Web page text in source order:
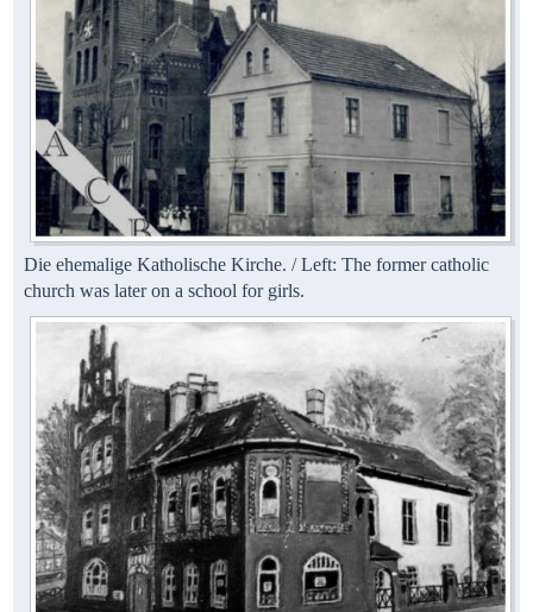
Die ehemalige Katholische Kirche. / Left: The former catholic
church was later on a school for girls.